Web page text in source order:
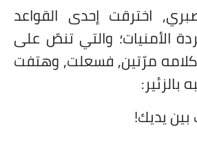
اخترقت إحدى القواعد
الأمنيات؛ والتي تنصّ على
كلامه مرّتين, فسعلت, وهتفت
يديك!